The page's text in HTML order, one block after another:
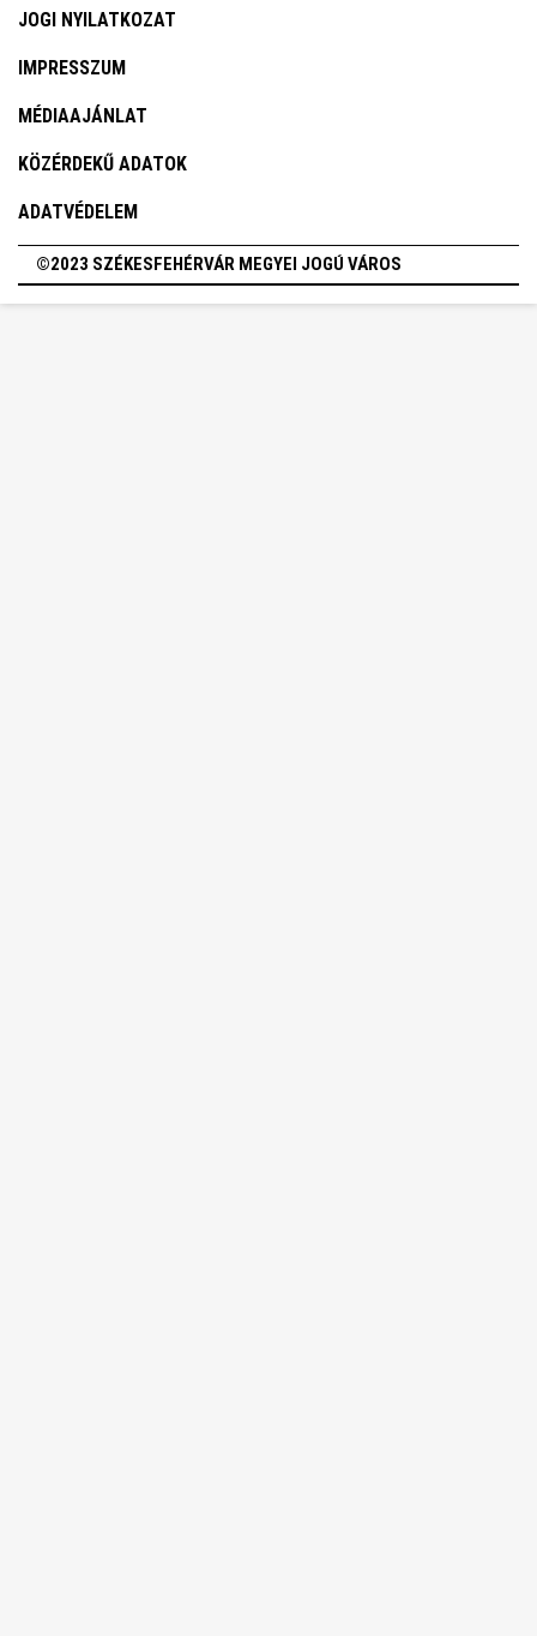
JOGI NYILATKOZAT
IMPRESSZUM
MÉDIAAJÁNLAT
KÖZÉRDEKŰ ADATOK
ADATVÉDELEM
©2023 SZÉKESFEHÉRVÁR MEGYEI JOGÚ VÁROS